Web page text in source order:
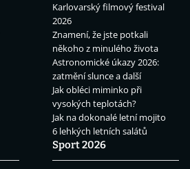
Karlovarský filmový festival
2026
Znamení, že jste potkali
někoho z minulého života
Astronomické úkazy 2026:
zatmění slunce a další
Jak obléci miminko při
vysokých teplotách?
Jak na dokonalé letní mojito
6 lehkých letních salátů
Sport 2026